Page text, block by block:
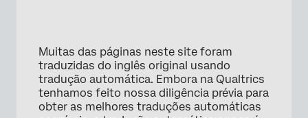
Muitas das páginas neste site foram
traduzidas do inglês original usando
tradução automática. Embora na Qualtrics
tenhamos feito nossa diligência prévia para
obter as melhores traduções automáticas